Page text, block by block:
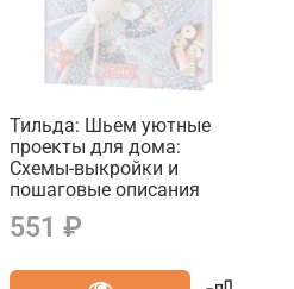
Тильда: Шьем уютные
проекты для дома:
Схемы-выкройки и
пошаговые описания
551 ₽